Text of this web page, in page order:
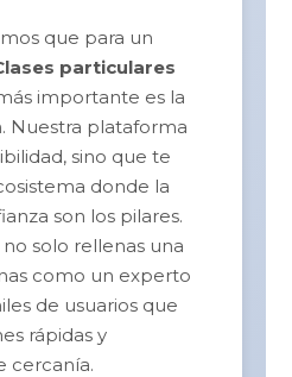
que para un
particulares
importante es la
Nuestra plataforma
sino que te
donde la
son los pilares.
solo rellenas una
como un experto
de usuarios que
rápidas y
cercanía.